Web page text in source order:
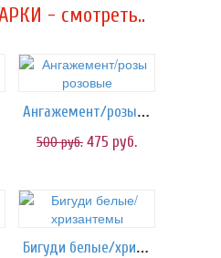
- смотреть..
Ангажемент/розы розовые
500руб. 475 руб.
Бигуди белые/хризантемы